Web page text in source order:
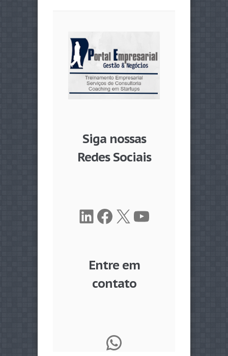
Siga nossas
Redes Sociais
LinkedIn
Facebook
X Youtube
Entre em
contato
WhatsApp